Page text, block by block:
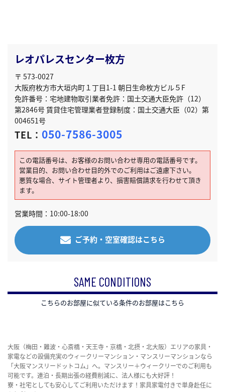
レオパレスセンター枚方
〒 573-0027
大阪府枚方市大垣内町１丁目1-1 朝日生命枚方ビル５F
免許番号：宅地建物取引業者免許：国土交通大臣免許（12）
第2846号 賃貸住宅管理業者登録制度：国土交通大臣（02）第
004651号
TEL： 050-7586-3005
この電話番号は、お客様のお問い合わせ専用の電話番号です。
営業目的、お問い合わせ目的外でのご利用はご遠慮下さい。
悪質な場合、サイト管理者より、損害賠償請求を行わせて頂き
ます。
営業時間：10:00-18:00
ご予約・空室確認はこちら
SAME CONDITIONS
こちらのお部屋に似ている条件のお部屋はこちら
大阪（梅田・難波・心斎橋・天王寺・京橋・北摂・北大阪）エリアの家具・
家電などの設備充実のウィークリーマンション・マンスリーマンションなら
「大阪マンスリードットコム」へ。マンスリー＋ウィークリーでのご利用も
可能です。連泊・長期出張の経費削減に、法人様にも大好評！
寮・社宅としても安心してご利用いただけます！家具家電付きで単身赴任に